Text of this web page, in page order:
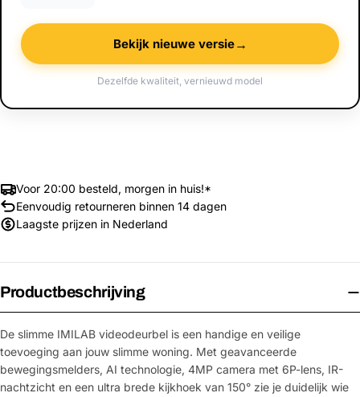
Bekijk nieuwe versie→
Dezelfde kwaliteit, vernieuwd model
Voor 20:00 besteld, morgen in huis!*
Eenvoudig retourneren binnen 14 dagen
Laagste prijzen in Nederland
Productbeschrijving
De slimme IMILAB videodeurbel is een handige en veilige
toevoeging aan jouw slimme woning. Met geavanceerde
bewegingsmelders, AI technologie, 4MP camera met 6P-lens, IR-
nachtzicht en een ultra brede kijkhoek van 150° zie je duidelijk wie